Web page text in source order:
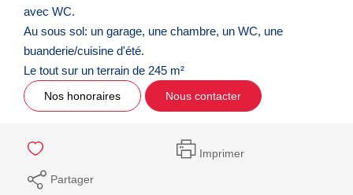
avec WC.
Au sous sol: un garage, une chambre, un WC, une
buanderie/cuisine d'été.
Le tout sur un terrain de 245 m²
Nos honoraires Nous contacter
Imprimer
Partager